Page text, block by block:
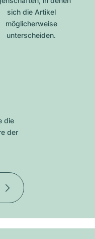
sich die Artikel
möglicherweise
unterscheiden.
die
der